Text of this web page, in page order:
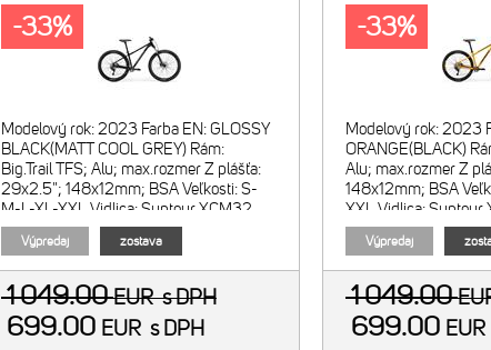
Modelový rok: 2023 Farba EN: GLOSSY
BLACK(MATT COOL GREY) Rám:
Big.Trail TFS; Alu; max.rozmer Z plášťa:
29x2.5"; 148x12mm; BSA Veľkosti: S-
M-L-XL-XXL Vidlica: Suntour XCM32
DS; Coil; zdvih 120m
Výpredaj zostava
-33%
1 049.00EURs DPH
699.00 EUR s DPH
Modelový rok: 2023
ORANGE(BLACK)
Alu; max.rozmer Z
148x12mm; BSA
XXL Vidlica: Suntour
zdvih 120mm;
Výpredaj
-33%
1 049.00
699.00 EUR